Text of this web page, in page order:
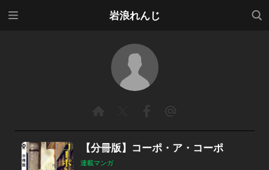
岩浪れんじ
検索
【分冊版】コーポ・ア・コーポ
連載マンガ